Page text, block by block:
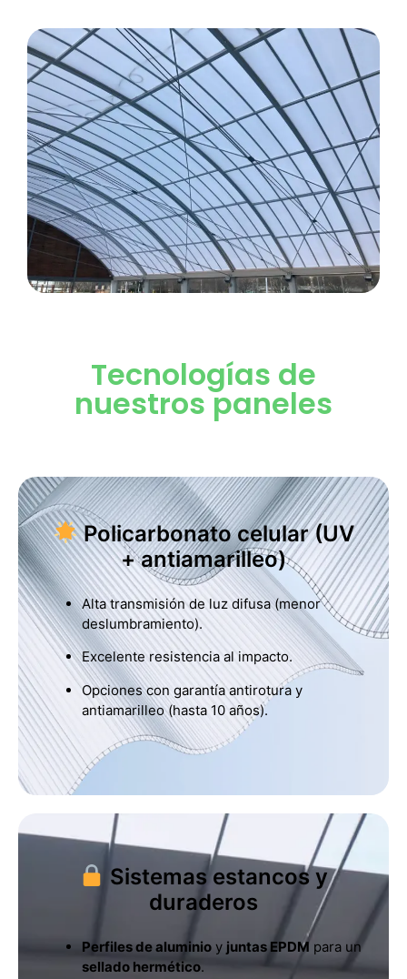
Tecnologías de
nuestros paneles
Policarbonato celular (UV
+ antiamarilleo)
Alta transmisión de luz difusa (menor
deslumbramiento).
Excelente resistencia al impacto.
Opciones con garantía antirotura y
antiamarilleo (hasta 10 años).
Sistemas estancos y
duraderos
Perfiles de aluminio y juntas EPDM para un
sellado hermético.